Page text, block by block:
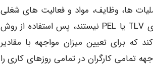
ها، وظایف، مواد و فعالیت های شغلی
مرتبط با هر شاغل را بررسی می کند. از آنجا که تعداد زیادی از مواد شیمیایی دارای TLV یا PEL نیستند، پس استفاده از روش
برای تعیین میزان مواجهه با مقادیر
تمامی کارگران در تمامی روزهای کاری را